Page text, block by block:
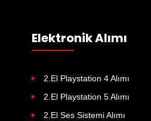
Elektronik Alımı
2.El Playstation 4 Alımı
2.El Playstation 5 Alımı
2.El Ses Sistemi Alımı